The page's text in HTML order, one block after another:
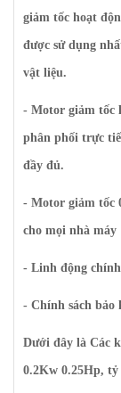
giảm tốc hoạt
được sử dụng
vật liệu.
- Motor giảm tốc
phân phối trực
đầy đủ.
- Motor giảm tốc
cho mọi nhà máy
- Linh động chính
- Chính sách bảo
Dưới đây là Các
0.2Kw 0.25Hp, tỷ